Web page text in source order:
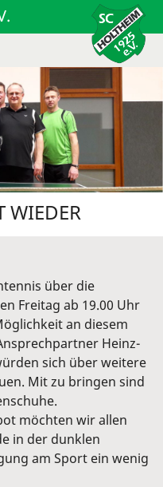
WIEDER
über die
Freitag ab 19.00 Uhr
an diesem
Heinz-
sich über weitere
Mit zu bringen sind
möchten wir allen
in der dunklen
am Sport ein wenig